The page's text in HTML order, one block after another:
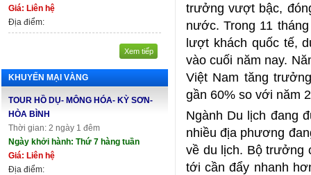
Giá: Liên hệ
Địa điểm:
Xem tiếp
KHUYẾN MẠI VÀNG
TOUR HỒ DỤ- MÔNG HÓA- KỲ SƠN-
HÒA BÌNH
Thời gian: 2 ngày 1 đêm
Ngày khởi hành: Thứ 7 hàng tuần
Giá: Liên hệ
Địa điểm:
trưởng vượt bậc,
nước. Trong 11
lượt khách quốc tế,
vào cuối năm nay.
Việt Nam tăng
gần 60% so với năm
Ngành Du lịch đang
nhiều địa phương
về du lịch. Bộ trưởng
tới cần đẩy nhanh